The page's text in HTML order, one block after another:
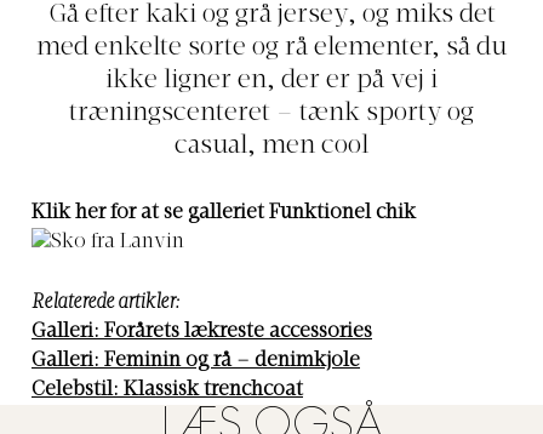
Gå efter kaki og grå jersey, og miks det
med enkelte sorte og rå elementer, så du
ikke ligner en, der er på vej i
træningscenteret – tænk sporty og
casual, men cool
Klik her for at se galleriet Funktionel chik
Relaterede artikler:
Galleri: Forårets lækreste accessories
Galleri: Feminin og rå – denimkjole
Celebstil: Klassisk trenchcoat